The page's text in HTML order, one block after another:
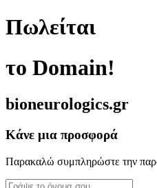
Πωλείται
το Domain!
bioneurologics.gr
Κάνε μια προσφορά
Παρακαλώ συμπληρώστε την